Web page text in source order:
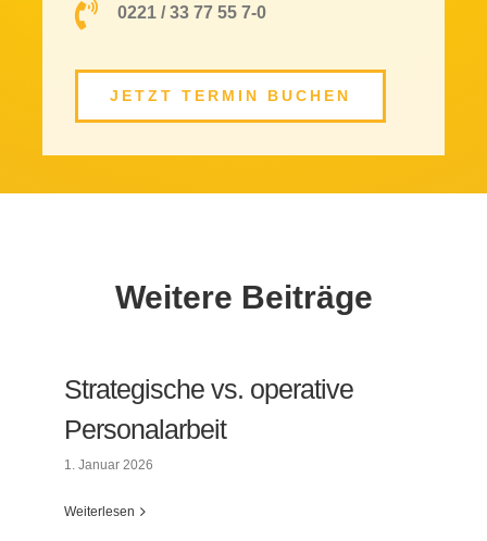
0221 / 33 77 55 7-0
JETZT TERMIN BUCHEN
Weitere Beiträge
Strategische vs. operative
Personalarbeit
1. Januar 2026
Weiterlesen